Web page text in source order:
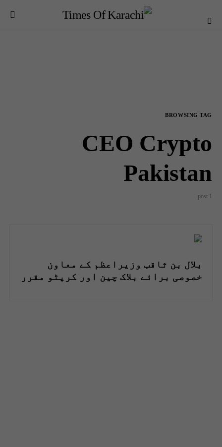
BROWSING TAG
CEO Crypto
Pakistan
1 post
بلال بن ثاقب وزیراعظم کے معاون
خصوصی برائے بلاک چین اور کرپٹو مقرر